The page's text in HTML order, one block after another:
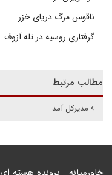
ناقوس مرگ دریای خزر
گرفتاری روسیه در تله آزوف
مطالب مرتبط
مدیرکل آمد